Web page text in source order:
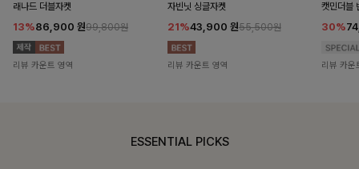
래나드 더블자켓
13%86,900 원99,800원
리뷰 카운트 영역
자빈닛 싱글자켓
21%43,900 원55,500원
리뷰 카운트 영역
캣민더블
30%
리뷰 카운
ESSENTIAL PICKS